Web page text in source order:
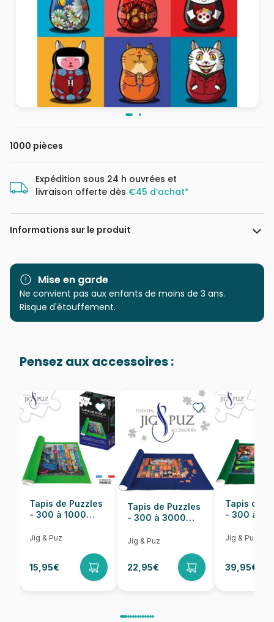
1000 pièces
Expédition sous 24 h ouvrées et
livraison offerte dès €45 d’achat*
Informations sur le produit
Marque Magnolia
Catégorie Puzzles - Chats
Age
Puzzle pour Adultes (500 à
Provenance Puzzles fabriqués en France
EAN 8699375066944
Nombre de pièces 1000 pièces
Dimensions 68 x 48 cm
Mise en garde
Ne convient pas aux enfants de moins de 3 ans.
Risque d'étouffement.
Pensez aux accessoires :
Tapis de Puzzles
- 300 à 1000
Jig & Puz
15,95€
Tapis de Puzzles
- 300 à 3000
Jig & Puz
22,95€
Tapis de
- 300 à
Jig & Puz
39,95€